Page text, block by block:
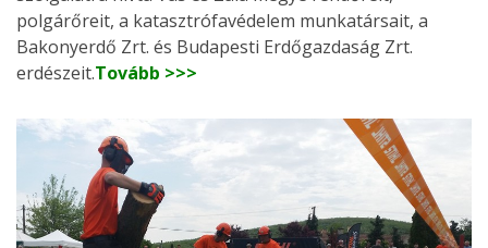
polgárőreit, a katasztrófavédelem munkatársait, a
Bakonyerdő Zrt. és Budapesti Erdőgazdaság Zrt.
erdészeit.Tovább >>>